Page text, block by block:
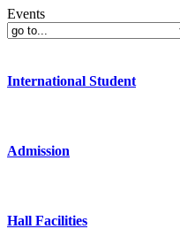
Events
International Student
Admission
Hall Facilities